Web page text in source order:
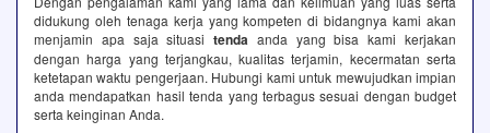
didukung oleh tenaga kerja yang kompeten di bidangnya kami akan
menjamin apa saja situasitenda anda yang bisa kami kerjakan
dengan harga yang terjangkau, kualitas terjamin, kecermatan serta
ketetapan waktu pengerjaan. Hubungi kami untuk mewujudkan impian
anda mendapatkan hasil tenda yang terbagus sesuai dengan budget
serta keinginan Anda.